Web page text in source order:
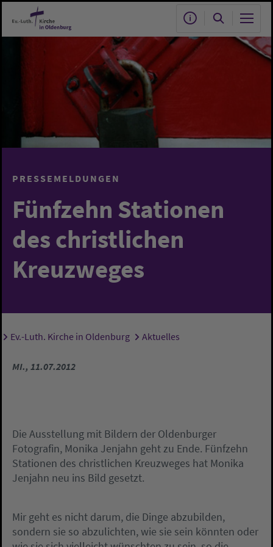
Zum Hauptinhalt springen
PRESSEMELDUNGEN
Fünfzehn Stationen
des christlichen
Kreuzweges
Sie sind hier:
Ev.-Luth. Kirche in Oldenburg Aktuelles
MI., 11.07.2012
Die Ausstellung mit Bildern der Oldenburger
Fotografin, Monika Jenjahn geht zu Ende. Fünfzehn
Stationen des christlichen Kreuzweges hat Monika
Jenjahn neu ins Bild gesetzt.
Mir geht es nicht darum, die Dinge abzubilden,
sondern sie so abzulichten, wie sie sein könnten oder